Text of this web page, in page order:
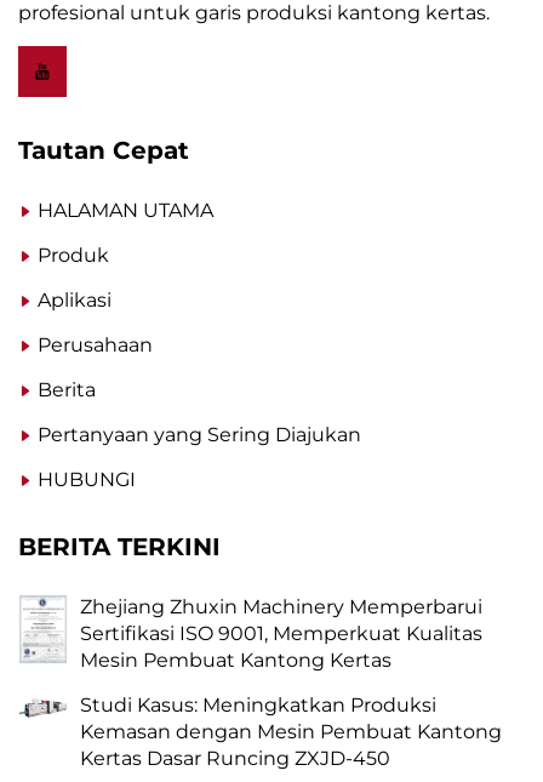
profesional untuk garis produksi kantong kertas.
Tautan Cepat
HALAMAN UTAMA
Produk
Aplikasi
Perusahaan
Berita
Pertanyaan yang Sering Diajukan
HUBUNGI
BERITA TERKINI
Zhejiang Zhuxin Machinery Memperbarui
Sertifikasi ISO 9001, Memperkuat Kualitas
Mesin Pembuat Kantong Kertas
Studi Kasus: Meningkatkan Produksi
Kemasan dengan Mesin Pembuat Kantong
Kertas Dasar Runcing ZXJD-450